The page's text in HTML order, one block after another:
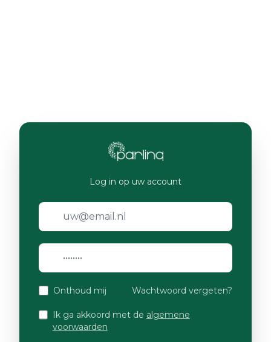
Log in op uw account
Onthoud mij Wachtwoord vergeten?
Ik ga akkoord met de algemene
voorwaarden